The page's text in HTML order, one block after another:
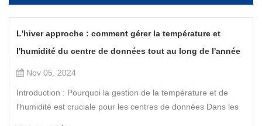
L'hiver approche : comment gérer la température et
l'humidité du centre de données tout au long de l'année
Nov 05, 2024
Introduction : Pourquoi la gestion de la température et de
l'humidité est cruciale pour les centres de données Dans les